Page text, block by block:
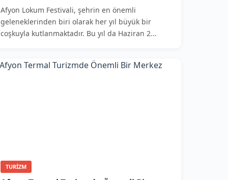
Afyon Lokum Festivali, şehrin en önemli
geleneklerinden biri olarak her yıl büyük bir
coşkuyla kutlanmaktadır. Bu yıl da Haziran 2...
TURIZM